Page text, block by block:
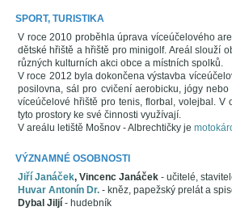
SPORT, TURISTIKA
V roce 2010 proběhla úprava víceúčelového
dětské hřiště a hřiště pro minigolf. Areál slouží
různých kulturních akci obce a místních spolků.
V roce 2012 byla dokončena výstavba
posilovna, sál pro cvičení aerobicku, jógy
víceúčelové hřiště pro tenis, florbal, volejbal.
tyto prostory ke své činnosti využívají.
V areálu letiště Mošnov - Albrechtičky je
VÝZNAMNÉ OSOBNOSTI
Jiří Janáček, Vincenc Janáček - učitelé,
Huvar Antonín Dr. - kněz, papežský prelát a
Dybal Jiljí - hudebník